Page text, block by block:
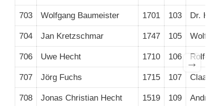
703 Wolfgang Baumeister 1701 103 Dr.
704 Jan Kretzschmar 1747 105
706 Uwe Hecht 1710 106 Rolf-
707 Jörg Fuchs 1715 107 Claas
708 Jonas Christian Hecht 1519 109
→